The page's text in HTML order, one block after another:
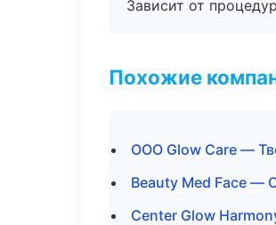
Зависит от
Похожие
ООО Glow Care —
Beauty Med Face —
Center Glow